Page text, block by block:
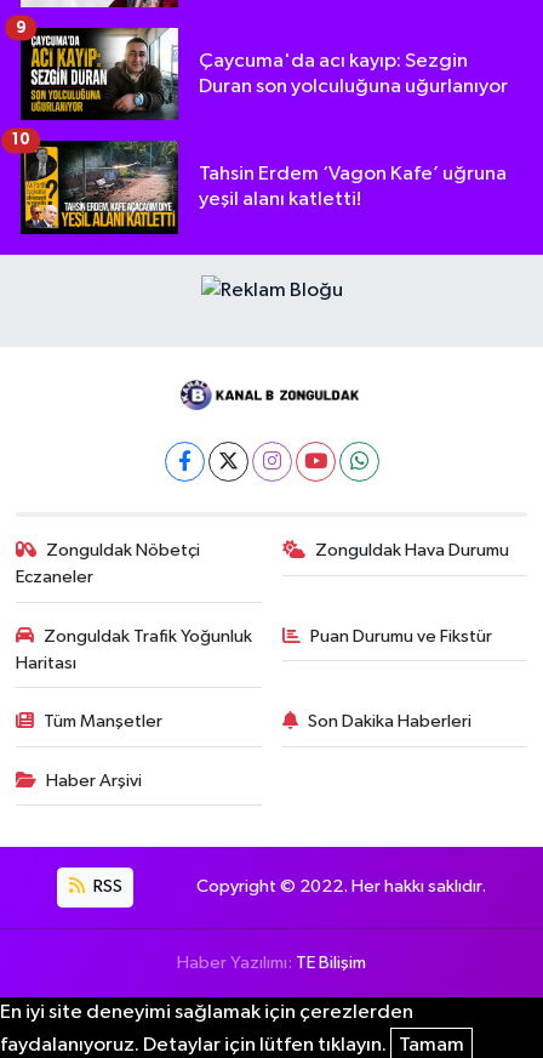
Çaycuma'da acı kayıp: Sezgin
Duran son yolculuğuna uğurlanıyor
9
Tahsin Erdem ‘Vagon Kafe’ uğruna
yeşil alanı katletti!
10
Zonguldak Nöbetçi
Eczaneler
Zonguldak Hava Durumu
Zonguldak Trafik Yoğunluk
Haritası
Puan Durumu ve Fikstür
Tüm Manşetler Son Dakika Haberleri
Haber Arşivi
RSS Copyright © 2022. Her hakkı saklıdır.
Haber Yazılımı: TE Bilişim
En iyi site deneyimi sağlamak için çerezlerden
faydalanıyoruz. Detaylar için lütfen tıklayın.
Tamam